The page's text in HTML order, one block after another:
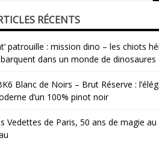
RÉCENTS
patrouille : mission dino – les chiots
dans un monde de dinosaures
Blanc de Noirs – Brut Réserve :
d’un 100% pinot noir
Vedettes de Paris, 50 ans de magie au